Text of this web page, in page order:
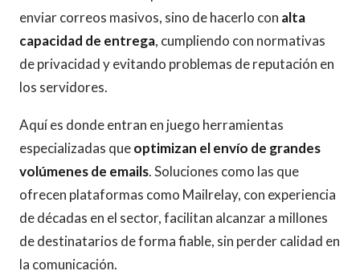
enviar correos masivos, sino de hacerlo con alta
capacidad de entrega, cumpliendo con normativas
de privacidad y evitando problemas de reputación en
los servidores.
Aquí es donde entran en juego herramientas
especializadas queoptimizan el envío de grandes
volúmenes de emails. Soluciones como las que
ofrecen plataformas como Mailrelay, con experiencia
de décadas en el sector, facilitan alcanzar a millones
de destinatarios de forma fiable, sin perder calidad en
la comunicación.